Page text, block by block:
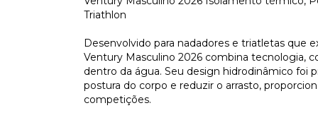
Triathlon
Desenvolvido para nadadores e triatletas que
Ventury Masculino 2026 combina tecnologia,
dentro da água. Seu design hidrodinâmico foi
postura do corpo e reduzir o arrasto,
competições.